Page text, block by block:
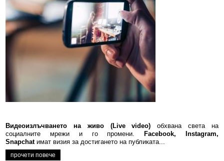
Видеоизлъчването на живо (Live video) обхвана света на
социалните мрежи и го промени. Facebook, Instagram,
Snapchatимат визия за достигането на публиката...
прочети повече